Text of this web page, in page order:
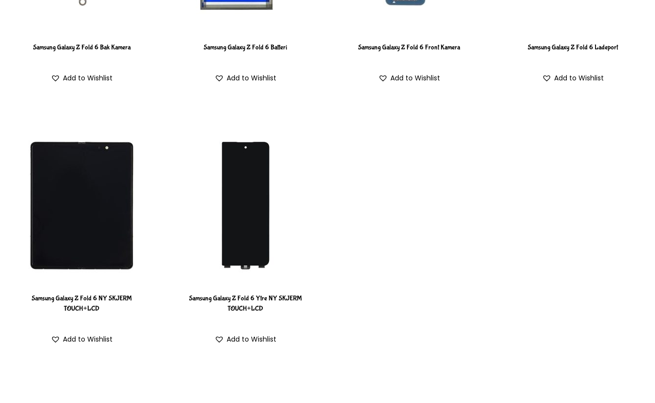
Samsung Galaxy Z Fold 6 Bak Kamera
Add to Wishlist
Samsung Galaxy Z Fold 6 Batteri
Add to Wishlist
Samsung Galaxy Z Fold 6 Front Kamera
Add to Wishlist
Samsung Galaxy Z Fold 6 Ladeport
Add to Wishlist
Samsung Galaxy Z Fold 6 NY SKJERM
TOUCH+LCD
Add to Wishlist
Samsung Galaxy Z Fold 6 Ytre NY SKJERM
TOUCH+LCD
Add to Wishlist